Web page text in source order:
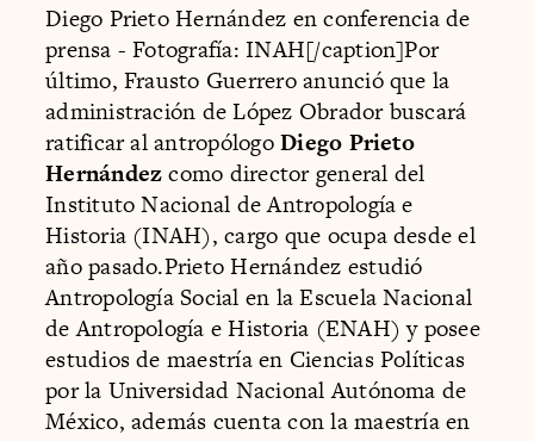
Diego Prieto Hernández en conferencia de
prensa - Fotografía: INAH[/caption]Por
último, Frausto Guerrero anunció que la
administración de López Obrador buscará
ratificar al antropólogoDiego Prieto
Hernándezcomo director general del
Instituto Nacional de Antropología e
Historia (INAH), cargo que ocupa desde el
año pasado.Prieto Hernández estudió
Antropología Social en la Escuela Nacional
de Antropología e Historia (ENAH) y posee
estudios de maestría en Ciencias Políticas
por la Universidad Nacional Autónoma de
México, además cuenta con la maestría en